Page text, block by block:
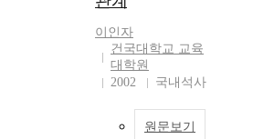
세부터 향상되기 시작
저하게 향상됨을 볼 수
있다. 네째, 화폐 단위
말하기 능력을 살펴 본
기는 6~7세까지는 전
혀 안되고 8세부터 점
이인자
건국대학교 교육
대학원
2002
국내석사
원문보기